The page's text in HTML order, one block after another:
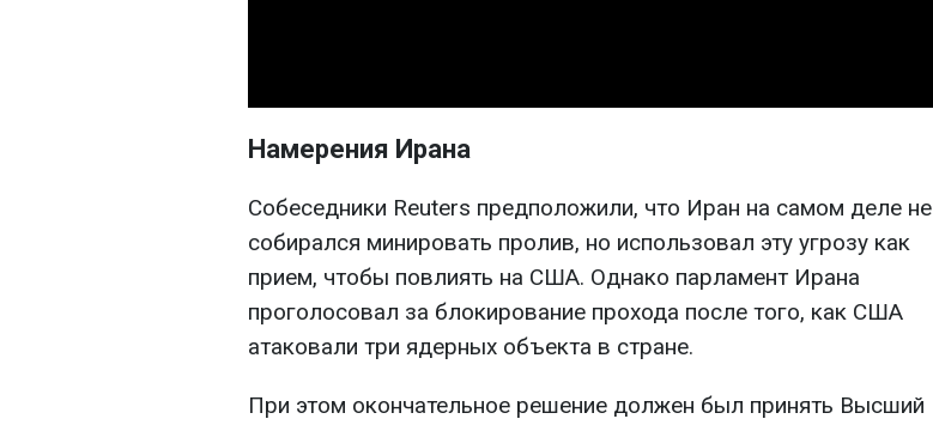
Намерения Ирана
Собеседники Reuters предположили, что Иран на самом деле не
собирался минировать пролив, но использовал эту угрозу как
прием, чтобы повлиять на США. Однако парламент Ирана
проголосовал за блокирование прохода после того, как США
атаковали три ядерных объекта в стране.
При этом окончательное решение должен был принять Высший